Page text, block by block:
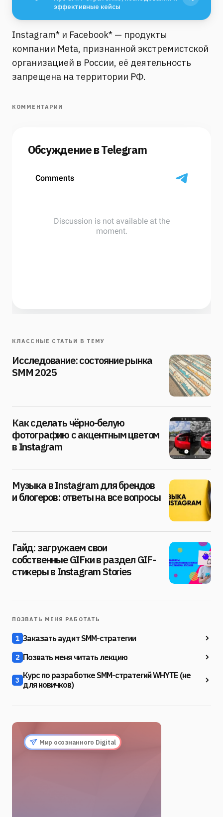
эффективные кейсы
Instagram* и Facebook* — продукты
компании Meta, признанной экстремистской
организацией в России, её деятельность
запрещена на территории РФ.
КОММЕНТАРИИ
Обсуждение в Telegram
КЛАССНЫЕ СТАТЬИ В ТЕМУ
Исследование: состояние рынка
SMM 2025
Как сделать чёрно-белую
фотографию с акцентным цветом
в Instagram
Музыка в Instagram для брендов
и блогеров: ответы на все вопросы
Гайд: загружаем свои
собственные GIFки в раздел GIF-
стикеры в Instagram Stories
ПОЗВАТЬ МЕНЯ РАБОТАТЬ
1 Заказать аудит SMM-стратегии
2 Позвать меня читать лекцию
3 Курс по разработке SMM-стратегий WHYTE (не
для новичков)
Мир осознанного Digital